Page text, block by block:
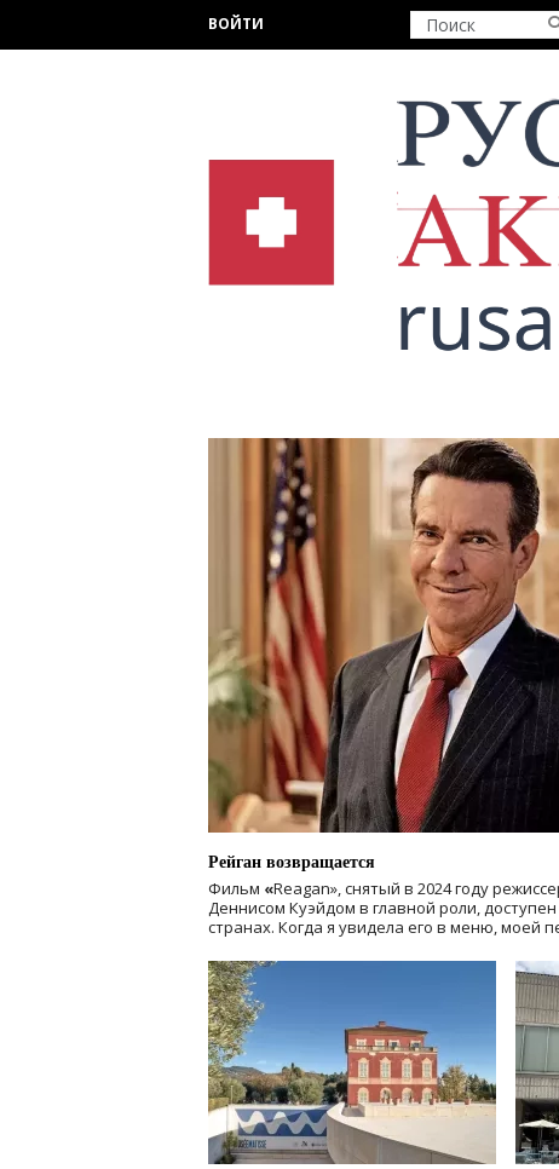
ВОЙТИ
Рейган возвращается
Фильм «Reagan», снятый в 2024 году
Деннисом Куэйдом в главной роли,
странах. Когда я увидела его в меню, моей